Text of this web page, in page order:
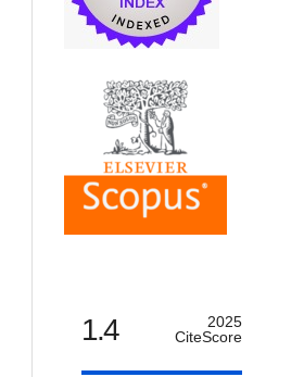
1.4
2025
CiteScore